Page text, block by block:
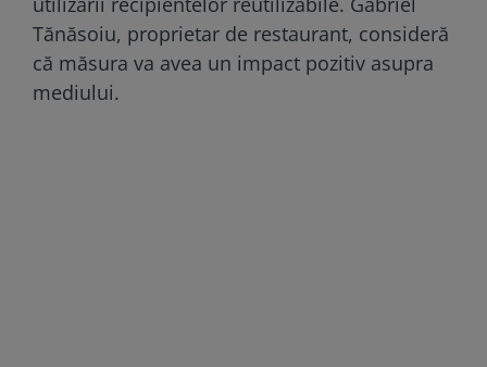
Tănăsoiu, proprietar de restaurant, consideră
că măsura va avea un impact pozitiv asupra
mediului.